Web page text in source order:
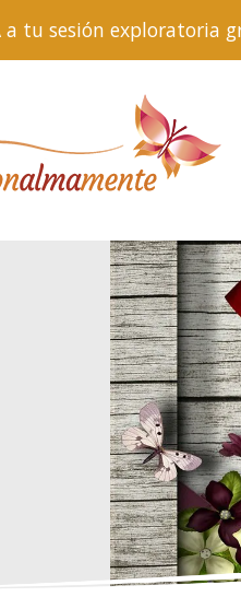
a tu sesión